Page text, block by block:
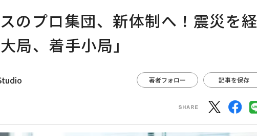
のプロ集団、新体制へ！震災を経
局、着手小局」
著者フォロー 記事を保存